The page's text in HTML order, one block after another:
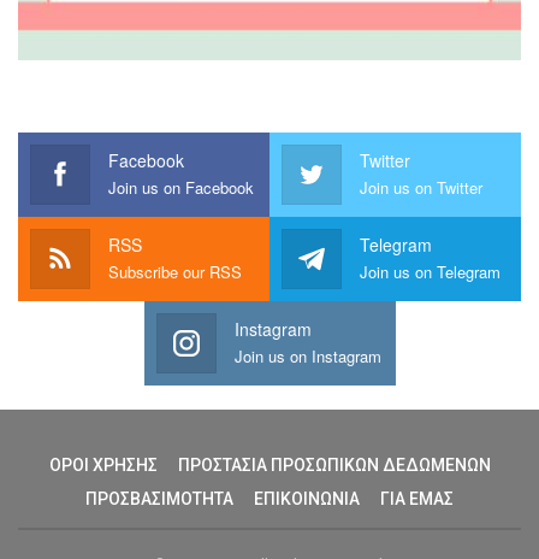
Facebook
Join us on Facebook
Twitter
Join us on Twitter
RSS
Subscribe our RSS
Telegram
Join us on Telegram
Instagram
Join us on Instagram
ΟΡΟΙ ΧΡΗΣΗΣ
ΠΡΟΣΤΑΣΙΑ ΠΡΟΣΩΠΙΚΩΝ ΔΕΔΩΜΕΝΩΝ
ΠΡΟΣΒΑΣΙΜΟΤΗΤΑ
ΕΠΙΚΟΙΝΩΝΙΑ ΓΙΑ ΕΜΑΣ